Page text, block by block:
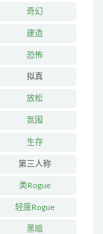
奇幻
建造
恐怖
拟真
放松
氛围
生存
第三人称
类Rogue
轻度Rogue
黑暗